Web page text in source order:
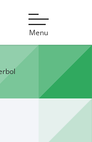
Menu